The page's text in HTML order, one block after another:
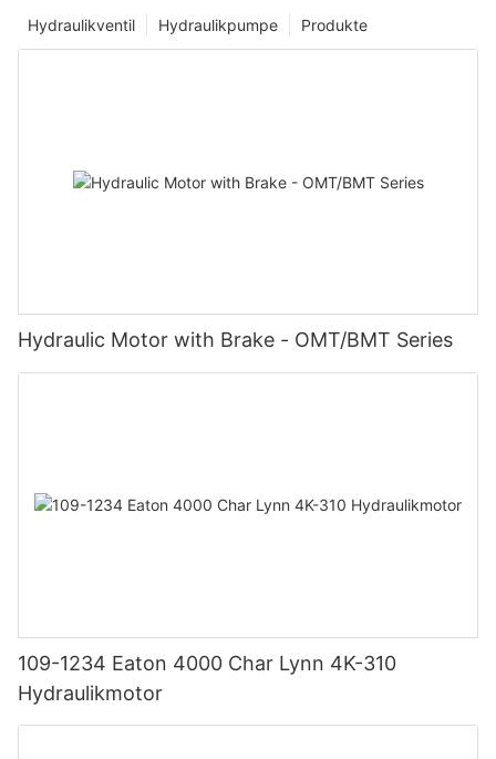
Produkte
Hydraulikpumpe
Hydraulikventil
Hydraulic Motor with Brake - OMT/BMT Series
109-1234 Eaton 4000 Char Lynn 4K-310
Hydraulikmotor